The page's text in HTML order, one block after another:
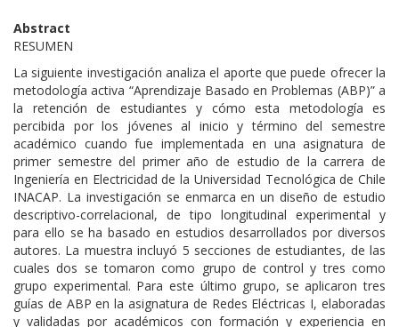
Abstract
RESUMEN
La siguiente investigación analiza el aporte que puede ofrecer la
metodología activa “Aprendizaje Basado en Problemas (ABP)” a
la retención de estudiantes y cómo esta metodología es
percibida por los jóvenes al inicio y término del semestre
académico cuando fue implementada en una asignatura de
primer semestre del primer año de estudio de la carrera de
Ingeniería en Electricidad de la Universidad Tecnológica de Chile
INACAP. La investigación se enmarca en un diseño de estudio
descriptivo-correlacional, de tipo longitudinal experimental y
para ello se ha basado en estudios desarrollados por diversos
autores. La muestra incluyó 5 secciones de estudiantes, de las
cuales dos se tomaron como grupo de control y tres como
grupo experimental. Para este último grupo, se aplicaron tres
guías de ABP en la asignatura de Redes Eléctricas I, elaboradas
y validadas por académicos con formación y experiencia en